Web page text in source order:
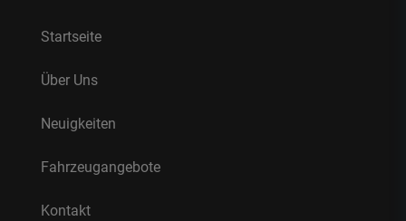
Startseite
Über Uns
Neuigkeiten
Fahrzeugangebote
Kontakt